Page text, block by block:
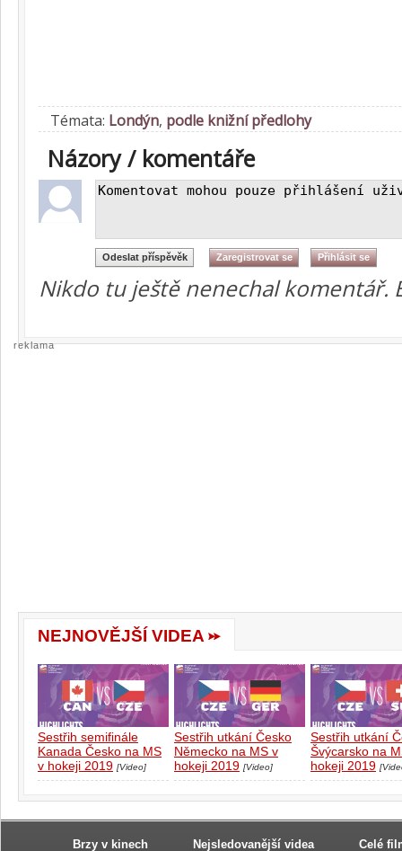
Témata: Londýn, podle knižní předlohy
Názory / komentáře
Nikdo tu ještě nenechal komentář.
reklama
NEJNOVĚJŠÍ VIDEA
Sestřih semifinále
Kanada Česko na MS
v hokeji 2019 [Video]
Sestřih utkání Česko
Německo na MS v
hokeji 2019 [Video]
Sestřih utkání
Švýcarsko na
hokeji 2019
Brzy v kinech Nejsledovanější videa Celé